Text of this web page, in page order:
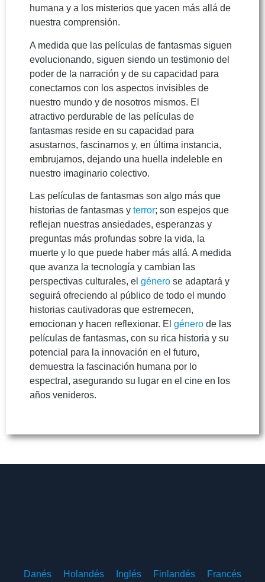
humana y a los misterios que yacen más allá de
nuestra comprensión.
A medida que las películas de fantasmas siguen
evolucionando, siguen siendo un testimonio del
poder de la narración y de su capacidad para
conectarnos con los aspectos invisibles de
nuestro mundo y de nosotros mismos. El
atractivo perdurable de las películas de
fantasmas reside en su capacidad para
asustarnos, fascinarnos y, en última instancia,
embrujarnos, dejando una huella indeleble en
nuestro imaginario colectivo.
Las películas de fantasmas son algo más que
historias de fantasmas y terror; son espejos que
reflejan nuestras ansiedades, esperanzas y
preguntas más profundas sobre la vida, la
muerte y lo que puede haber más allá. A medida
que avanza la tecnología y cambian las
perspectivas culturales, el género se adaptará y
seguirá ofreciendo al público de todo el mundo
historias cautivadoras que estremecen,
emocionan y hacen reflexionar. El género de las
películas de fantasmas, con su rica historia y su
potencial para la innovación en el futuro,
demuestra la fascinación humana por lo
espectral, asegurando su lugar en el cine en los
años venideros.
Danés Holandés Inglés Finlandés Francés